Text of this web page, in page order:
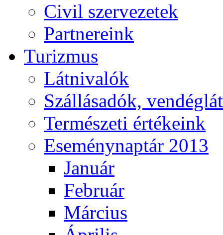
Civil szervezetek
Partnereink
Turizmus
Látnivalók
Szállásadók,
Természeti értékeink
Eseménynaptár 2013
Január
Február
Március